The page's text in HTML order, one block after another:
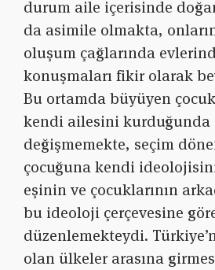
durum aile içerisinde
da asimile olmakta,
oluşum çağlarında
konuşmaları fikir olarak
Bu ortamda büyüyen
kendi ailesini kurduğunda
değişmemekte, seçim
çocuğuna kendi
eşinin ve çocuklarının
bu ideoloji çerçevesine
düzenlemekteydi.
olan ülkeler arasına